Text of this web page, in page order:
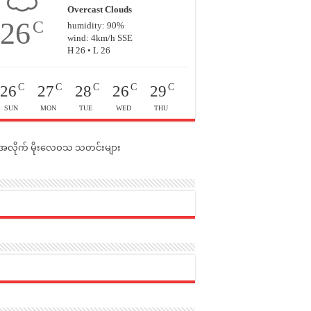
26C
Overcast Clouds
humidity: 90%
wind: 4km/h SSE
H 26 • L 26
26 C
SUN
27 C
MON
28 C
TUE
26 C
WED
29 C
THU
လိုက် မိုးလေဝသ သတင်းများ